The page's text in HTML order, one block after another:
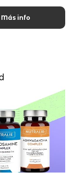
Más info